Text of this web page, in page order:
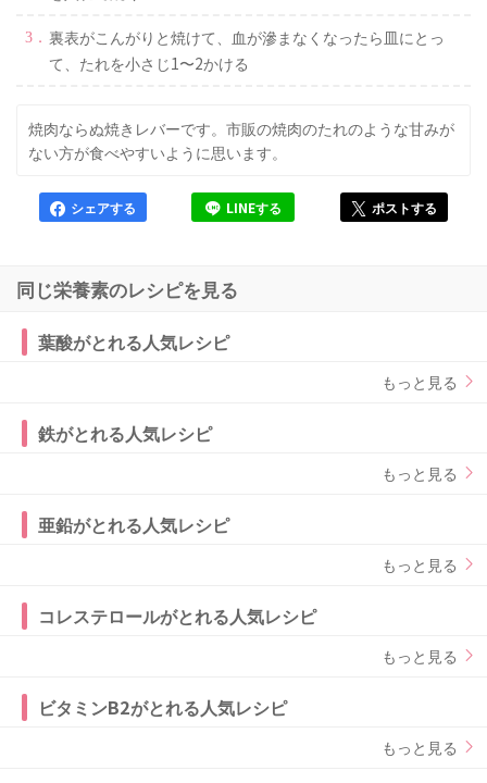
裏表がこんがりと焼けて、血が滲まなくなったら皿にとっ
て、たれを小さじ1〜2かける
焼肉ならぬ焼きレバーです。市販の焼肉のたれのような甘みが
ない方が食べやすいように思います。
シェアする LINEする ポストする
同じ栄養素のレシピを見る
葉酸がとれる人気レシピ
もっと見る
鉄がとれる人気レシピ
もっと見る
亜鉛がとれる人気レシピ
もっと見る
コレステロールがとれる人気レシピ
もっと見る
ビタミンB2がとれる人気レシピ
もっと見る